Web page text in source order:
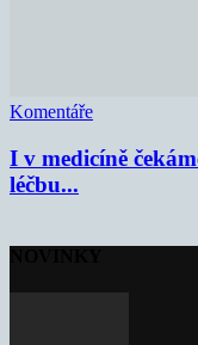
Komentáře
I v medicíně
léčbu...